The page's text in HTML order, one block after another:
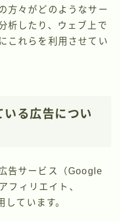
方々がどのようなサー
析したり、ウェブ上で
これらを利用させてい
いる広告につい
告サービス（Google
フィリエイト、
ています。